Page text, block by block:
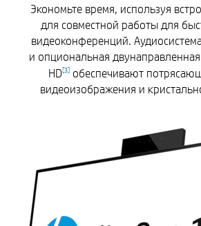
Экономьте время, используя
для совместной работы для
видеоконференций.
и опциональная
HD[3]обеспечивают
видеоизображения и